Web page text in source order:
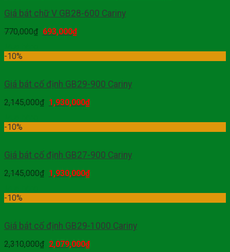
Giá bát chữ V GB28-600 Cariny
770,000₫ 693,000₫
-10%
Giá bát cố định GB29-900 Cariny
2,145,000₫ 1,930,000₫
-10%
Giá bát cố định GB27-900 Cariny
2,145,000₫ 1,930,000₫
-10%
Giá bát cố định GB29-1000 Cariny
2,310,000₫ 2,079,000₫